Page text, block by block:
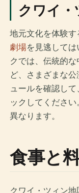
クワイ
地元文化を体験
劇場を見逃して
クでは、伝統的
ど、さまざまな
ュールを確認し
ックしてくださ
異なります。
食事と
クワイ・ツィン